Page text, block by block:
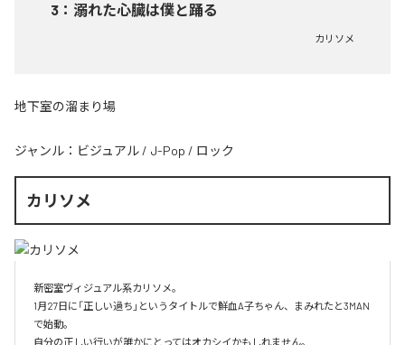
3 ： 溺れた心臓は僕と踊る
カリソメ
地下室の溜まり場
ジャンル： ビジュアル / J-Pop / ロック
カリソメ
新密室ヴィジュアル系カリソメ。
1月27日に「正しい過ち」というタイトルで鮮血A子ちゃん、まみれたと3MAN
で始動。
自分の正しい行いが誰かにとってはオカシイかもしれません。